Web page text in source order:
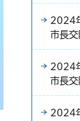
2024
市長
2024
市長
2024